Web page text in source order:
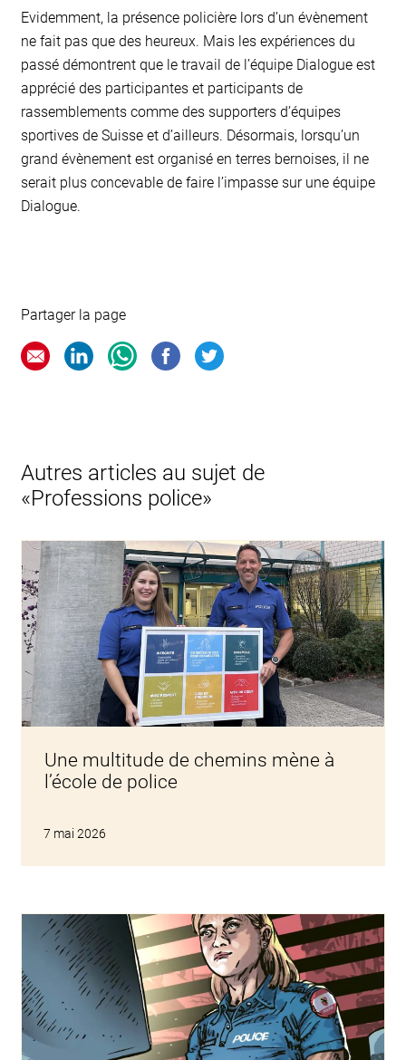
Evidemment, la présence policière lors d’un évènement
ne fait pas que des heureux. Mais les expériences du
passé démontrent que le travail de l’équipe Dialogue est
apprécié des participantes et participants de
rassemblements comme des supporters d’équipes
sportives de Suisse et d’ailleurs. Désormais, lorsqu’un
grand évènement est organisé en terres bernoises, il ne
serait plus concevable de faire l’impasse sur une équipe
Dialogue.
Partager la page
Autres articles au sujet de
«Professions police»
Une multitude de chemins mène à
l’école de police
7 mai 2026